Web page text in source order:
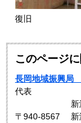
復旧
このページ
長岡地域振興局
代表
〒940-8567